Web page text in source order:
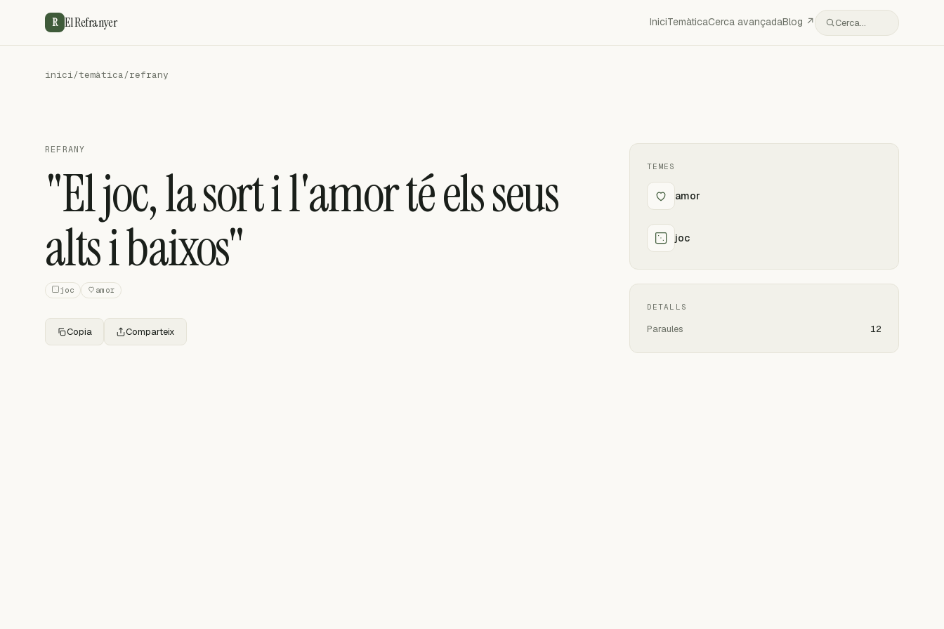
R El Refranyer IniciTemàticaCerca avançadaBlog ↗ Cerca…
inici/temàtica/refrany
REFRANY
"El joc, la sort i l'amor té els seus
alts i baixos"
joc amor
Copia Comparteix
TEMES
amor
joc
DETALLS
Paraules 12